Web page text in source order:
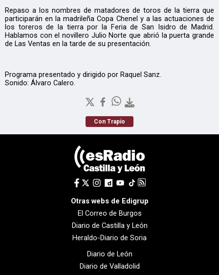
Repaso a los nombres de matadores de toros de la tierra que
participarán en la madrileña Copa Chenel y a las actuaciones de
los toreros de la tierra por la Feria de San Isidro de Madrid.
Hablamos con el novillero Julio Norte que abrió la puerta grande
de Las Ventas en la tarde de su presentación.
Programa presentado y dirigido por Raquel Sanz.
Sonido: Álvaro Calero.
Con Trapío
Otras webs de Edigrup
El Correo de Burgos
Diario de Castilla y León
Heraldo-Diario de Soria
Diario de León
Diario de Valladolid